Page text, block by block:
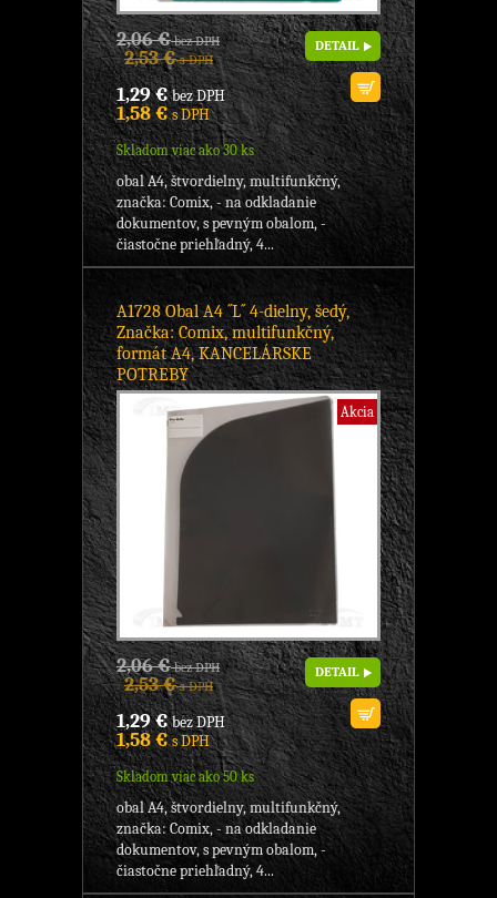
2,06 €bez DPH
2,53 €s DPH
1,29 €bez DPH
1,58 €s DPH
Skladom viac ako 30 ks
DETAIL
obal A4, štvordielny, multifunkčný,
značka: Comix, - na odkladanie
dokumentov, s pevným obalom, -
čiastočne priehľadný, 4...
A1728 Obal A4 ´´L´´ 4-dielny, šedý,
Značka: Comix, multifunkčný,
formát A4, KANCELÁRSKE
POTREBY
Akcia
2,06 €bez DPH
2,53 €s DPH
1,29 €bez DPH
1,58 €s DPH
Skladom viac ako 50 ks
DETAIL
obal A4, štvordielny, multifunkčný,
značka: Comix, - na odkladanie
dokumentov, s pevným obalom, -
čiastočne priehľadný, 4...